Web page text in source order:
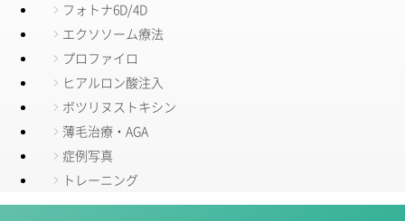
フォトナ6D/4D
エクソソーム療法
プロファイロ
ヒアルロン酸注入
ボツリヌストキシン
薄毛治療・AGA
症例写真
トレーニング